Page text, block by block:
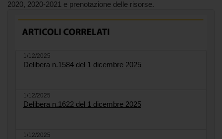
2020, 2020-2021 e prenotazione delle risorse.
1/12/2025
Delibera n.1584 del 1 dicembre 2025
1/12/2025
Delibera n.1622 del 1 dicembre 2025
1/12/2025